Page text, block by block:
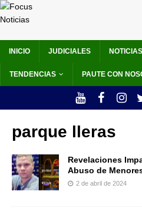
INICIO JUDICIALES NOTICIAS
TENDENCIAS PAUTE CON
parque lleras
Revelaciones
Abuso de
2 de abril de 2024